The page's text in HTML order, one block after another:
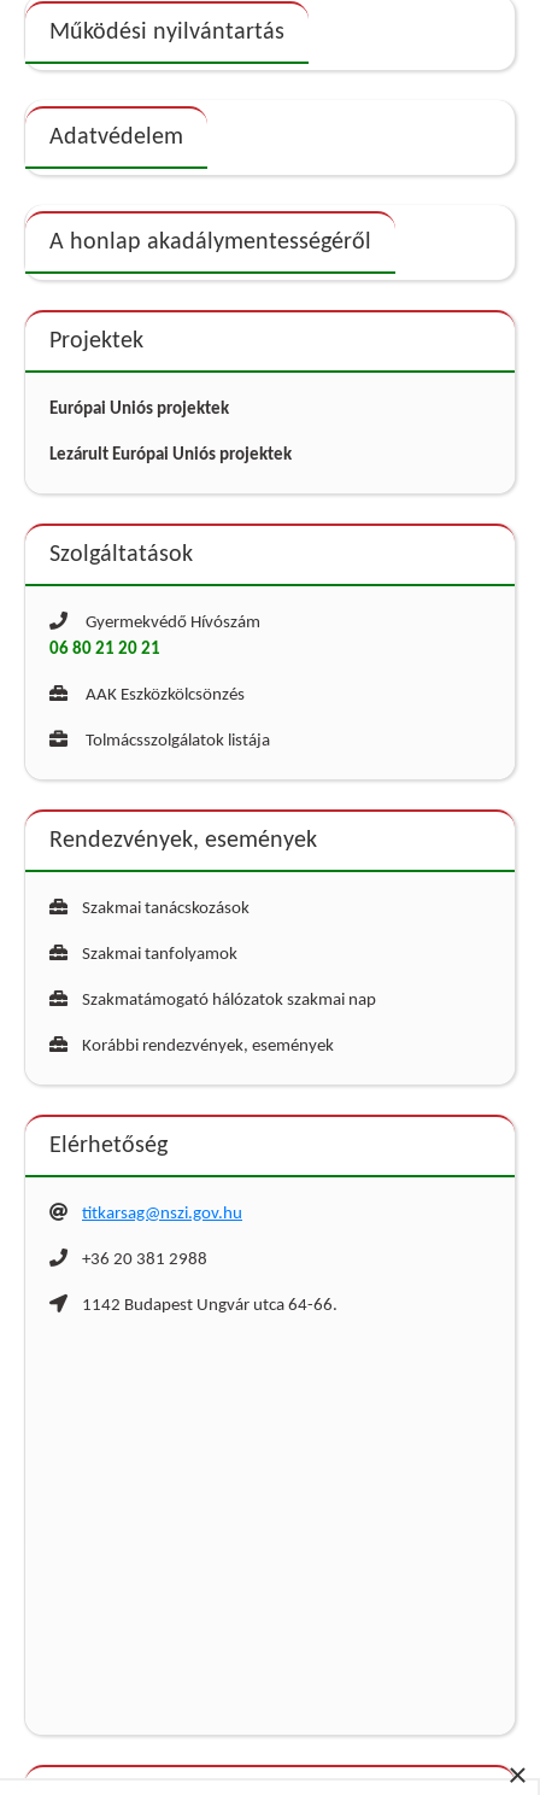
×
Működési nyilvántartás
Adatvédelem
A honlap akadálymentességéről
Projektek
Európai Uniós projektek
Lezárult Európai Uniós projektek
Szolgáltatások
Gyermekvédő Hívószám
06 80 21 20 21
AAK Eszközkölcsönzés
Tolmácsszolgálatok listája
Rendezvények, események
Szakmai tanácskozások
Szakmai tanfolyamok
Szakmatámogató hálózatok szakmai nap
Korábbi rendezvények, események
Elérhetőség
titkarsag@nszi.gov.hu
+36 20 381 2988
1142 Budapest Ungvár utca 64-66.